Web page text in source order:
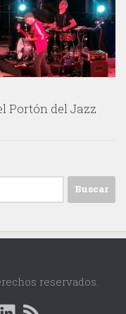
Portón del Jazz
reservados.